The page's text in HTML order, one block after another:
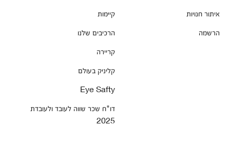
איתור חנויות
הרשמה
קיימות
הרכיבים שלנו
קריירה
קליניק בעולם
Eye Safty
דו"ח שכר שווה לעובד ולעובדת
2025